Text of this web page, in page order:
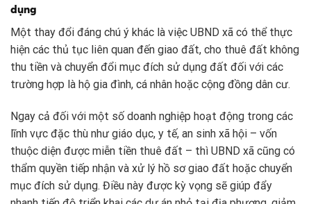
dụng
Một thay đổi đáng chú ý khác là việc UBND xã có thể thực
hiện các thủ tục liên quan đến giao đất, cho thuê đất không
thu tiền và chuyển đổi mục đích sử dụng đất đối với các
trường hợp là hộ gia đình, cá nhân hoặc cộng đồng dân cư.
Ngay cả đối với một số doanh nghiệp hoạt động trong các
lĩnh vực đặc thù như giáo dục, y tế, an sinh xã hội – vốn
thuộc diện được miễn tiền thuê đất – thì UBND xã cũng có
thẩm quyền tiếp nhận và xử lý hồ sơ giao đất hoặc chuyển
mục đích sử dụng. Điều này được kỳ vọng sẽ giúp đẩy